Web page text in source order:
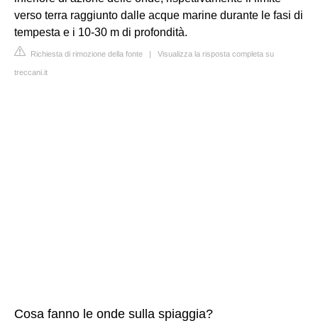
verso terra raggiunto dalle acque marine durante le fasi di
tempesta e i 10-30 m di profondità.
Richiesta di rimozione della fonte | Visualizza la risposta completa su
treccani.it
Cosa fanno le onde sulla spiaggia?